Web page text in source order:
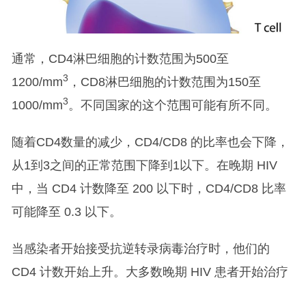
通常，CD4淋巴细胞的计数范围为500至
1200/mm3 ，CD8淋巴细胞的计数范围为150至
1000/mm3 。不同国家的这个范围可能有所不同。
随着CD4数量的减少，CD4/CD8 的比率也会下降，
从1到3之间的正常范围下降到1以下。在晚期 HIV
中，当 CD4 计数降至 200 以下时，CD4/CD8 比率
可能降至 0.3 以下。
当感染者开始接受抗逆转录病毒治疗时，他们的
CD4 计数开始上升。大多数晚期 HIV 患者开始治疗